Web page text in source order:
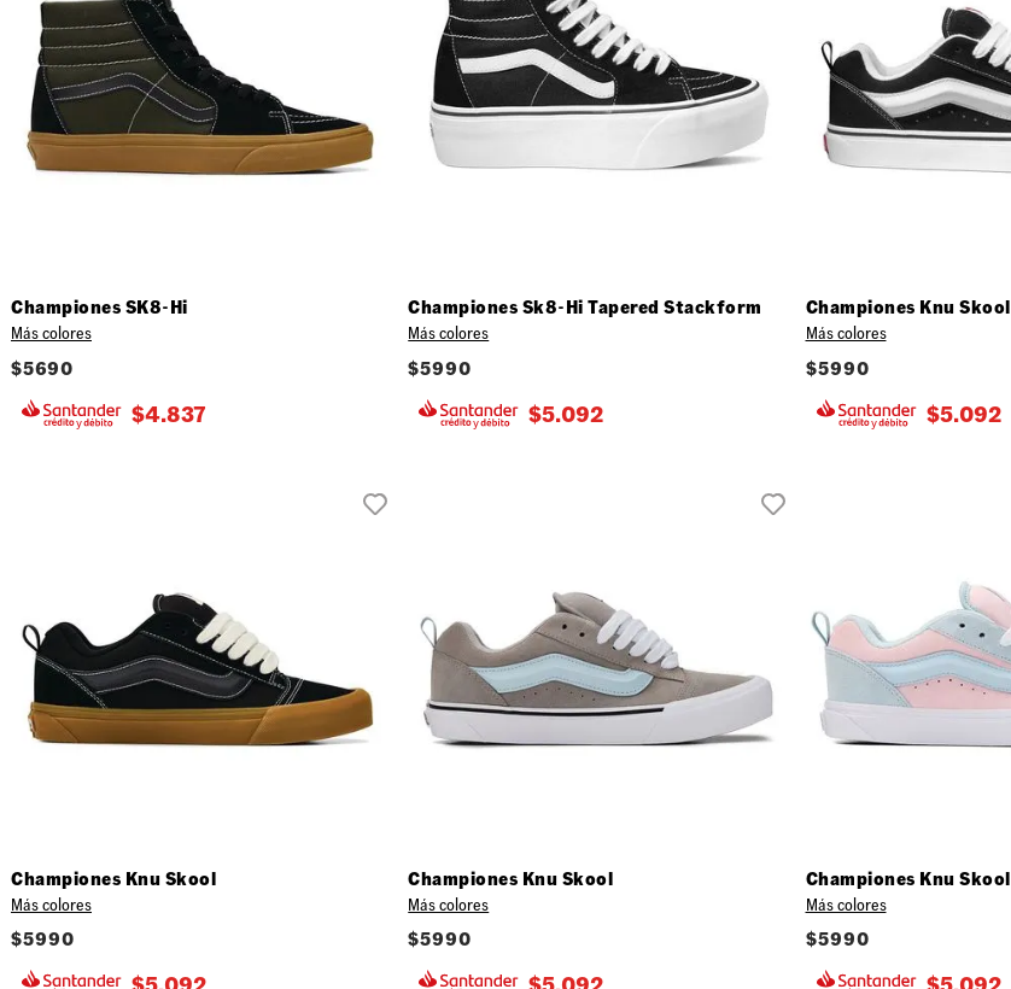
Championes SK8-Hi
Más colores
$5690
$4.837
Championes Sk8-Hi Tapered Stackform
Más colores
$5990
$5.092
Championes Knu Skool
Más colores
$5990
$5.092
Championes Knu Skool
Más colores
$5990
Championes Knu Skool
Más colores
$5990
Championes Knu Skool
Más colores
$5990